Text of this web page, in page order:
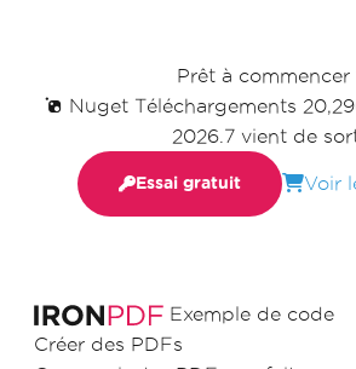
Exemple de code
Créer des PDFs
Prêt à commencer
Nuget Téléchargements
2026.7 vient de
Essai gratuit Voir